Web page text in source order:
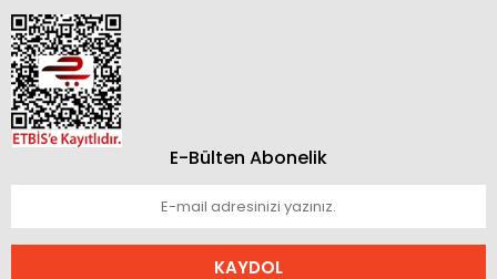
E-Bülten Abonelik
KAYDOL